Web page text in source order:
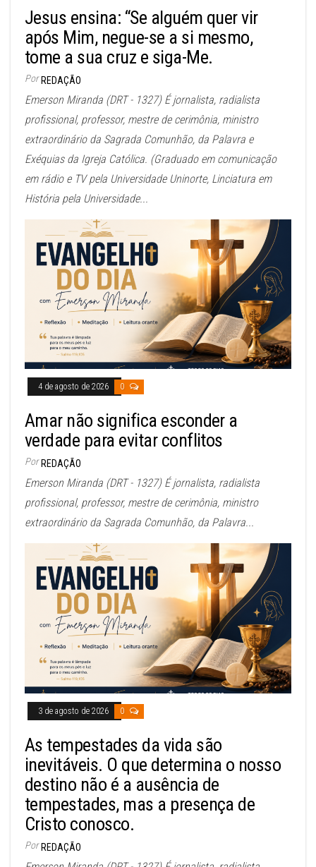
Jesus ensina: “Se alguém quer vir
após Mim, negue-se a si mesmo,
tome a sua cruz e siga-Me.
Por REDAÇÃO
Emerson Miranda (DRT - 1327) É jornalista, radialista
profissional, professor, mestre de cerimônia, ministro
extraordinário da Sagrada Comunhão, da Palavra e
Exéquias da Igreja Católica. (Graduado em comunicação
em rádio e TV pela Universidade Uninorte, Linciatura em
História pela Universidade...
4 de agosto de 2026 0
Amar não significa esconder a
verdade para evitar conflitos
Por REDAÇÃO
Emerson Miranda (DRT - 1327) É jornalista, radialista
profissional, professor, mestre de cerimônia, ministro
extraordinário da Sagrada Comunhão, da Palavra...
3 de agosto de 2026 0
As tempestades da vida são
inevitáveis. O que determina o nosso
destino não é a ausência de
tempestades, mas a presença de
Cristo conosco.
Por REDAÇÃO